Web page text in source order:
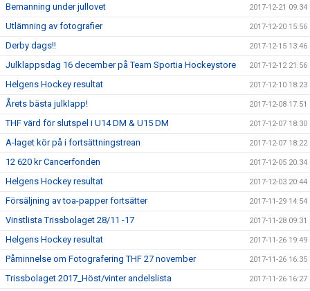
Bemanning under jullovet 2017-12-21 09:34
Utlämning av fotografier 2017-12-20 15:56
Derby dags!! 2017-12-15 13:46
Julklappsdag 16 december på Team Sportia Hockeystore 2017-12-12 21:56
Helgens Hockey resultat 2017-12-10 18:23
Årets bästa julklapp! 2017-12-08 17:51
THF värd för slutspel i U14 DM & U15 DM 2017-12-07 18:30
A-laget kör på i fortsättningstrean 2017-12-07 18:22
12 620 kr Cancerfonden 2017-12-05 20:34
Helgens Hockey resultat 2017-12-03 20:44
Försäljning av toa-papper fortsätter 2017-11-29 14:54
Vinstlista Trissbolaget 28/11 -17 2017-11-28 09:31
Helgens Hockey resultat 2017-11-26 19:49
Påminnelse om Fotografering THF 27 november 2017-11-26 16:35
Trissbolaget 2017_Höst/vinter andelslista 2017-11-26 16:27